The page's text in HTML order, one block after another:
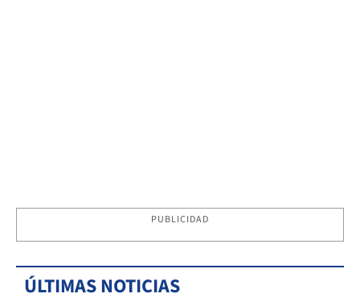
PUBLICIDAD
ÚLTIMAS NOTICIAS